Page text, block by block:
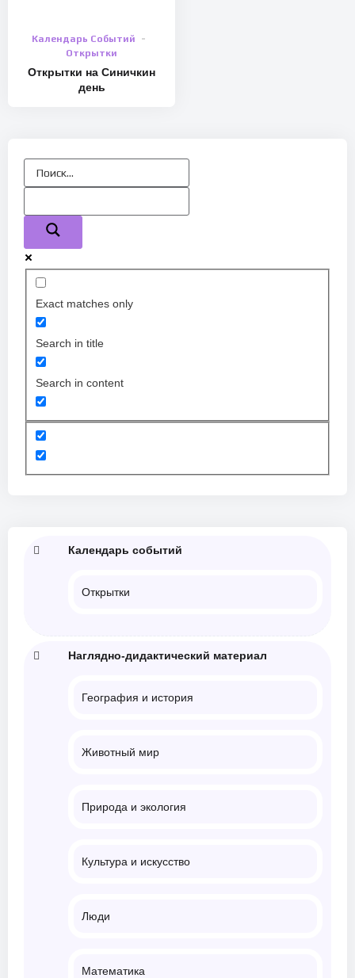
Календарь Событий
Открытки
Открытки на Синичкин
день
Exact matches only
Search in title
Search in content
Календарь событий
Открытки
Наглядно-дидактический материал
География и история
Животный мир
Природа и экология
Культура и искусство
Люди
Математика